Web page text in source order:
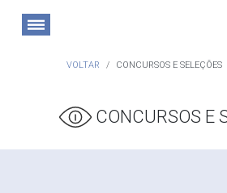
VOLTAR CONCURSOS E SELEÇÕES
CONCURSOS E